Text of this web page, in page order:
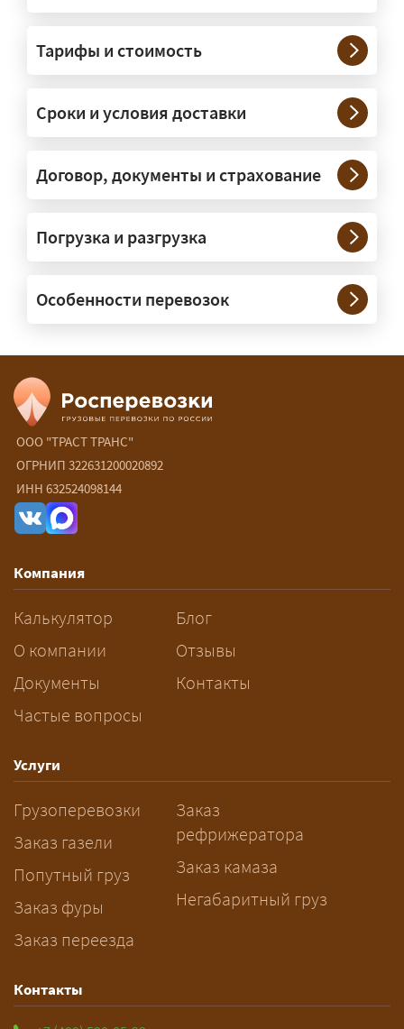
— Штатно — от 100 кг до 20 тонн.
Мелкие партии едут догрузом,
крупные — отдельной машиной.
Тяжеловесы 30–90 т организуем
через проверенных партнёров.
России?
межгородних перевозках по всей
России (от 100 км). Груз едет от
адреса до адреса на одной машине,
Калининград и Крым берём грузы от
500 кг.
Есть ли сборные и попутные
перевозки?
— Да, для небольших грузов это
км: ваш груз едет в машине,
следующей по маршруту, а вы
платите только за своё место. Сроки
при этом дольше, чем у отдельной
машины.
Как заказать грузоперевозку?
— Оставьте заявку с маршрутом,
датой и параметрами груза — логист
рассчитает стоимость за 5–10 минут
и подберёт машину. Все условия и
цена фиксируются в договоре;
оплата после доставки, перед
выгрузкой.
Тарифы и стоимость
Сроки и условия доставки
Договор, документы и страхование
Погрузка и разгрузка
Особенности перевозок
ООО "ТРАСТ ТРАНС"
ОГРНИП 322631200020892
ИНН 632524098144
Компания
Калькулятор
О компании
Документы
Частые вопросы
Блог
Отзывы
Контакты
Услуги
Грузоперевозки
Заказ газели
Попутный груз
Заказ фуры
Заказ переезда
Заказ
рефрижератора
Заказ камаза
Негабаритный груз
Контакты